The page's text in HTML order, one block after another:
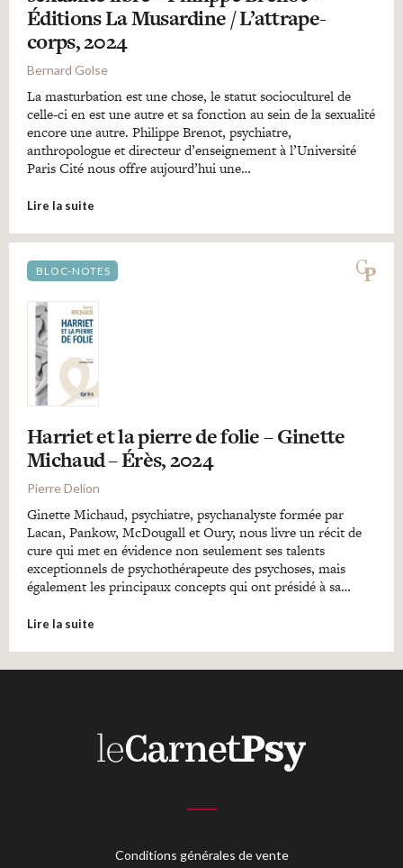
Éditions La Musardine / L’attrape-
corps, 2024
Bernard Golse
La masturbation est une chose, le statut socioculturel de
celle-ci en est une autre et sa fonction au sein de la sexualité
encore une autre. Philippe Brenot, psychiatre,
anthropologue et directeur d’enseignement à l’Université
Paris Cité nous offre aujourd’hui une…
Lire la suite
BLOC-NOTES
Harriet et la pierre de folie – Ginette
Michaud – Érès, 2024
Pierre Delion
Ginette Michaud, psychiatre, psychanalyste formée par
Lacan, Pankow, McDougall et Oury, nous livre un récit de
cure qui met en évidence non seulement ses talents
exceptionnels de psychothérapeute des psychoses, mais
également les principaux concepts qui ont présidé à sa…
Lire la suite
Conditions générales de vente